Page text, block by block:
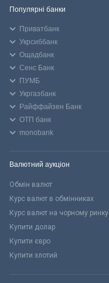
Популярні банки
Приватбанк
Укрсиббанк
Ощадбанк
Сенс Банк
ПУМБ
Укргазбанк
Райффайзен Банк
ОТП банк
monobank
Валютний аукціон
Обмін валют
Курс валют в обмінниках
Курс валют на чорному ринку
Купити долар
Купити євро
Купити злотий